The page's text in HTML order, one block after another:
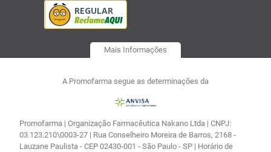
Mais Informações
A Promofarma segue as determinações da
Promofarma | Organização Farmacêutica Nakano Ltda | CNPJ:
03.123.210\0003-27 | Rua Conselheiro Moreira de Barros, 2168 -
Lauzane Paulista - CEP 02430-001 - São Paulo - SP | Horário de